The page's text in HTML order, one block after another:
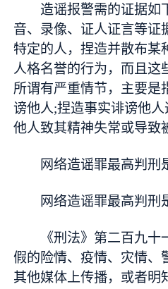
造谣报警需的证据如
音、录像、证人证言等证
特定的人，捏造并散布某
人格名誉的行为，而且这
所谓有严重情节，主要是
谤他人;捏造事实诽谤他
他人致其精神失常或导致
网络造谣罪最高判刑
网络造谣罪最高判刑
《刑法》第二百九
假的险情、疫情、灾情、
其他媒体上传播，或者明